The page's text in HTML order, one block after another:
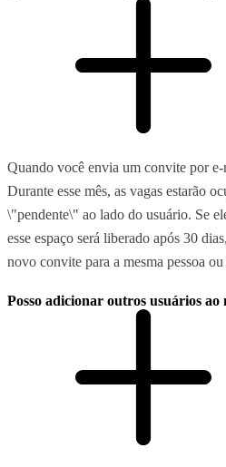
Quando você envia um convite por
Durante esse mês, as vagas estarão
\"pendente\" ao lado do usuário. Se
esse espaço será liberado após 30
novo convite para a mesma pessoa
Posso adicionar outros usuários